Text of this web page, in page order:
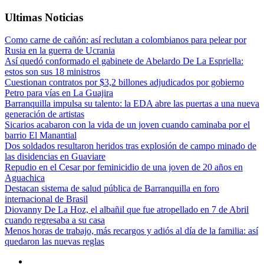
Ultimas Noticias
Como carne de cañón: así reclutan a colombianos para pelear por
Rusia en la guerra de Ucrania
Así quedó conformado el gabinete de Abelardo De La Espriella:
estos son sus 18 ministros
Cuestionan contratos por $3,2 billones adjudicados por gobierno
Petro para vías en La Guajira
Barranquilla impulsa su talento: la EDA abre las puertas a una nueva
generación de artistas
Sicarios acabaron con la vida de un joven cuando caminaba por el
barrio El Manantial
Dos soldados resultaron heridos tras explosión de campo minado de
las disidencias en Guaviare
Repudio en el Cesar por feminicidio de una joven de 20 años en
Aguachica
Destacan sistema de salud pública de Barranquilla en foro
internacional de Brasil
Diovanny De La Hoz, el albañil que fue atropellado en 7 de Abril
cuando regresaba a su casa
Menos horas de trabajo, más recargos y adiós al día de la familia: así
quedaron las nuevas reglas